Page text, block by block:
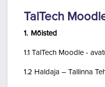
TalTech
1. Mõisted
1.1 TalTech Moodle -
1.2 Haldaja – Tallinna